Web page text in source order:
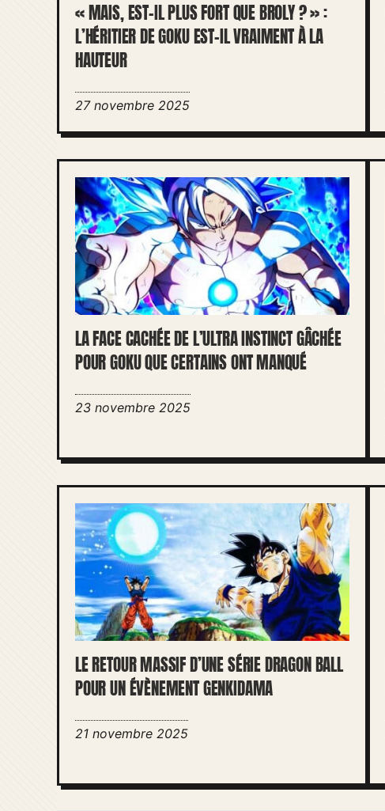
« MAIS, EST-IL PLUS FORT QUE BROLY ? » :
L’HÉRITIER DE GOKU EST-IL VRAIMENT À LA
HAUTEUR
27 novembre 2025
LA FACE CACHÉE DE L’ULTRA INSTINCT GÂCHÉE
POUR GOKU QUE CERTAINS ONT MANQUÉ
23 novembre 2025
LE RETOUR MASSIF D’UNE SÉRIE DRAGON BALL
POUR UN ÉVÈNEMENT GENKIDAMA
21 novembre 2025